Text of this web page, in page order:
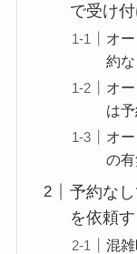
で受け
オ
約
オ
は
オ
の
予約な
を依頼
混